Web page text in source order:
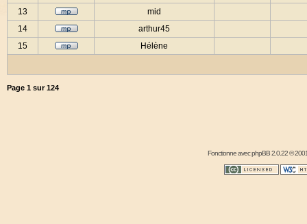
13
mid
14
arthur45
15
Hélène
Page 1 sur124
Fonctionne avecphpBB2.0.22 ©